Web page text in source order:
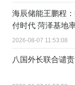
海辰储能王鹏程
付时代 菏泽基地
2026-08-07 11:53:08
八国外长联合谴